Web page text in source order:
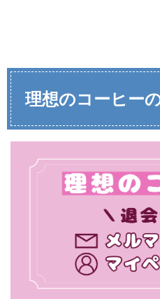
理想のコーヒー